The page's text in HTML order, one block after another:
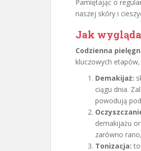
Pamiętając o
naszej skóry i
Jak
Codzienna
kluczowych
Demakijaż:
ciągu dnia.
powodują
demakijażu
zarówno
Tonizacja: